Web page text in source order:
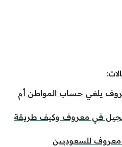
يلغي حساب المواطن أم
في معروف وكيف طريقة
للسعوديين